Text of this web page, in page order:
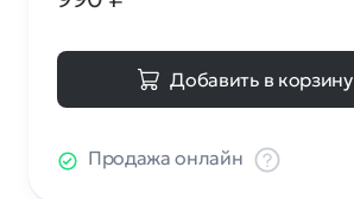
Добавить в корзину
Продажа онлайн